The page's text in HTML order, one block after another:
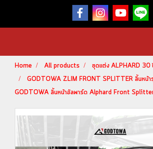
Home All products
ชุดแต่ง ALPHARD
GODTOWA ZLIM FRONT SPLITTER ลิ้นหน้า
GODTOWA ลิ้นหน้าอัลพาร์ด Alphard Front